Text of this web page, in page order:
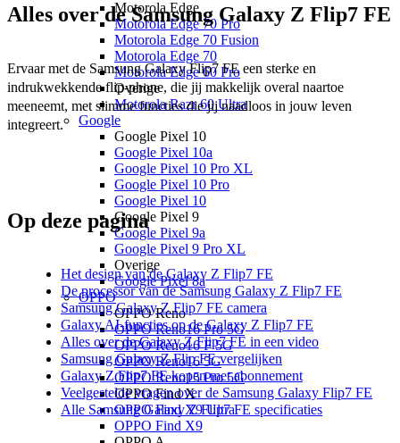
Motorola Edge
Motorola Edge 70 Pro
Motorola Edge 70 Fusion
Motorola Edge 70
Motorola Edge 60 Pro
Overige
Motorola Razr 60 Ultra
Google
Google Pixel 10
Google Pixel 10a
Google Pixel 10 Pro XL
Google Pixel 10 Pro
Google Pixel 10
Google Pixel 9
Google Pixel 9a
Google Pixel 9 Pro XL
Overige
Google Pixel 8a
OPPO
OPPO Reno
OPPO Reno16 Pro 5G
OPPO Reno16 F 5G
OPPO Reno16 5G
OPPO Reno15 Pro 5G
OPPO Find X
OPPO Find X9 Ultra
OPPO Find X9
Alles over de Samsung Galaxy Z Flip7 FE
Ervaar met de Samsung Galaxy Flip7 FE een sterke en
indrukwekkende flip-phone, die jij makkelijk overal naartoe
meeneemt, met slimme functies die jij naadloos in jouw leven
integreert.
Op deze pagina
Het design van de Galaxy Z Flip7 FE
De processor van de Samsung Galaxy Z Flip7 FE
Samsung Galaxy Z Flip7 FE camera
Galaxy AI-functies op de Galaxy Z Flip7 FE
Alles over de Galaxy Z Flip7 FE in een video
Samsung Galaxy Z Flip FE vergelijken
Galaxy Z Flip7 FE kopen met abonnement
Veelgestelde vragen over de Samsung Galaxy Flip7 FE
Alle Samsung Galaxy Z Flip7 FE specificaties